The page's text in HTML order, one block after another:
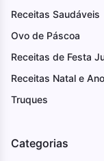
Receitas Saudáveis
Ovo de Páscoa
Receitas de Festa
Receitas Natal e
Truques
Categorias